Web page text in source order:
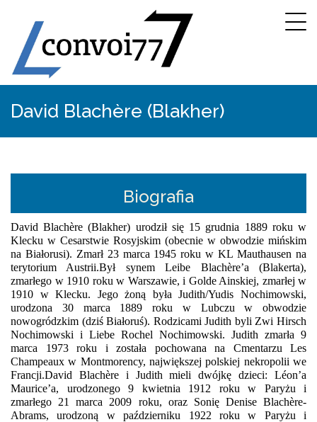
David Blachère (Blakher)
Biografia
David Blachère (Blakher) urodził się 15 grudnia 1889 roku w
Klecku w Cesarstwie Rosyjskim (obecnie w obwodzie mińskim
na Białorusi). Zmarł 23 marca 1945 roku w KL Mauthausen na
terytorium Austrii.Był synem Leibe Blachère’a (Blakerta),
zmarłego w 1910 roku w Warszawie, i Golde Ainskiej, zmarłej w
1910 w Klecku. Jego żoną była Judith/Yudis Nochimowski,
urodzona 30 marca 1889 roku w Lubczu w obwodzie
nowogródzkim (dziś Białoruś). Rodzicami Judith byli Zwi Hirsch
Nochimowski i Liebe Rochel Nochimowski. Judith zmarła 9
marca 1973 roku i została pochowana na Cmentarzu Les
Champeaux w Montmorency, największej polskiej nekropolii we
Francji.David Blachère i Judith mieli dwójkę dzieci: Léon’a
Maurice’a, urodzonego 9 kwietnia 1912 roku w Paryżu i
zmarłego 21 marca 2009 roku, oraz Sonię Denise Blachère-
Abrams, urodzoną w październiku 1922 roku w Paryżu i